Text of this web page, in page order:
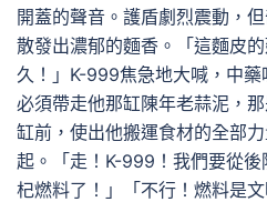
開蓋的聲音。護盾劇烈震動，
散發出濃郁的麵香。「這麵皮
久！」K-999焦急地大喊，中
必須帶走他那缸陳年老蒜泥，
缸前，使出他搬運食材的全部
起。「走！K-999！我們要從
杞燃料了！」「不行！燃料是